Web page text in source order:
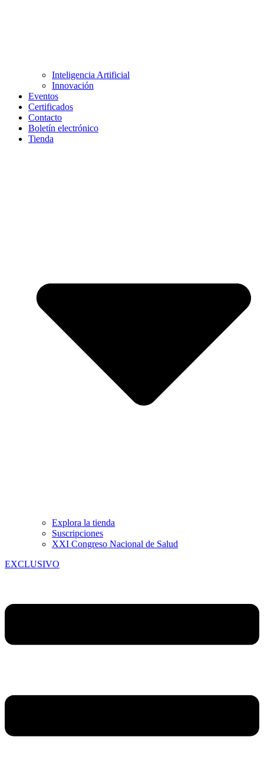
Inteligencia Artificial
Innovación
Eventos
Certificados
Contacto
Boletín electrónico
Tienda
Explora la tienda
Suscripciones
XXI Congreso Nacional de Salud
EXCLUSIVO